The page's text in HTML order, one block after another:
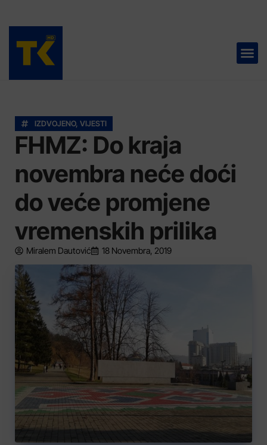
IZDVOJENO, VIJESTI
FHMZ: Do kraja
novembra neće doći
do veće promjene
vremenskih prilika
Miralem Dautović 18 Novembra, 2019